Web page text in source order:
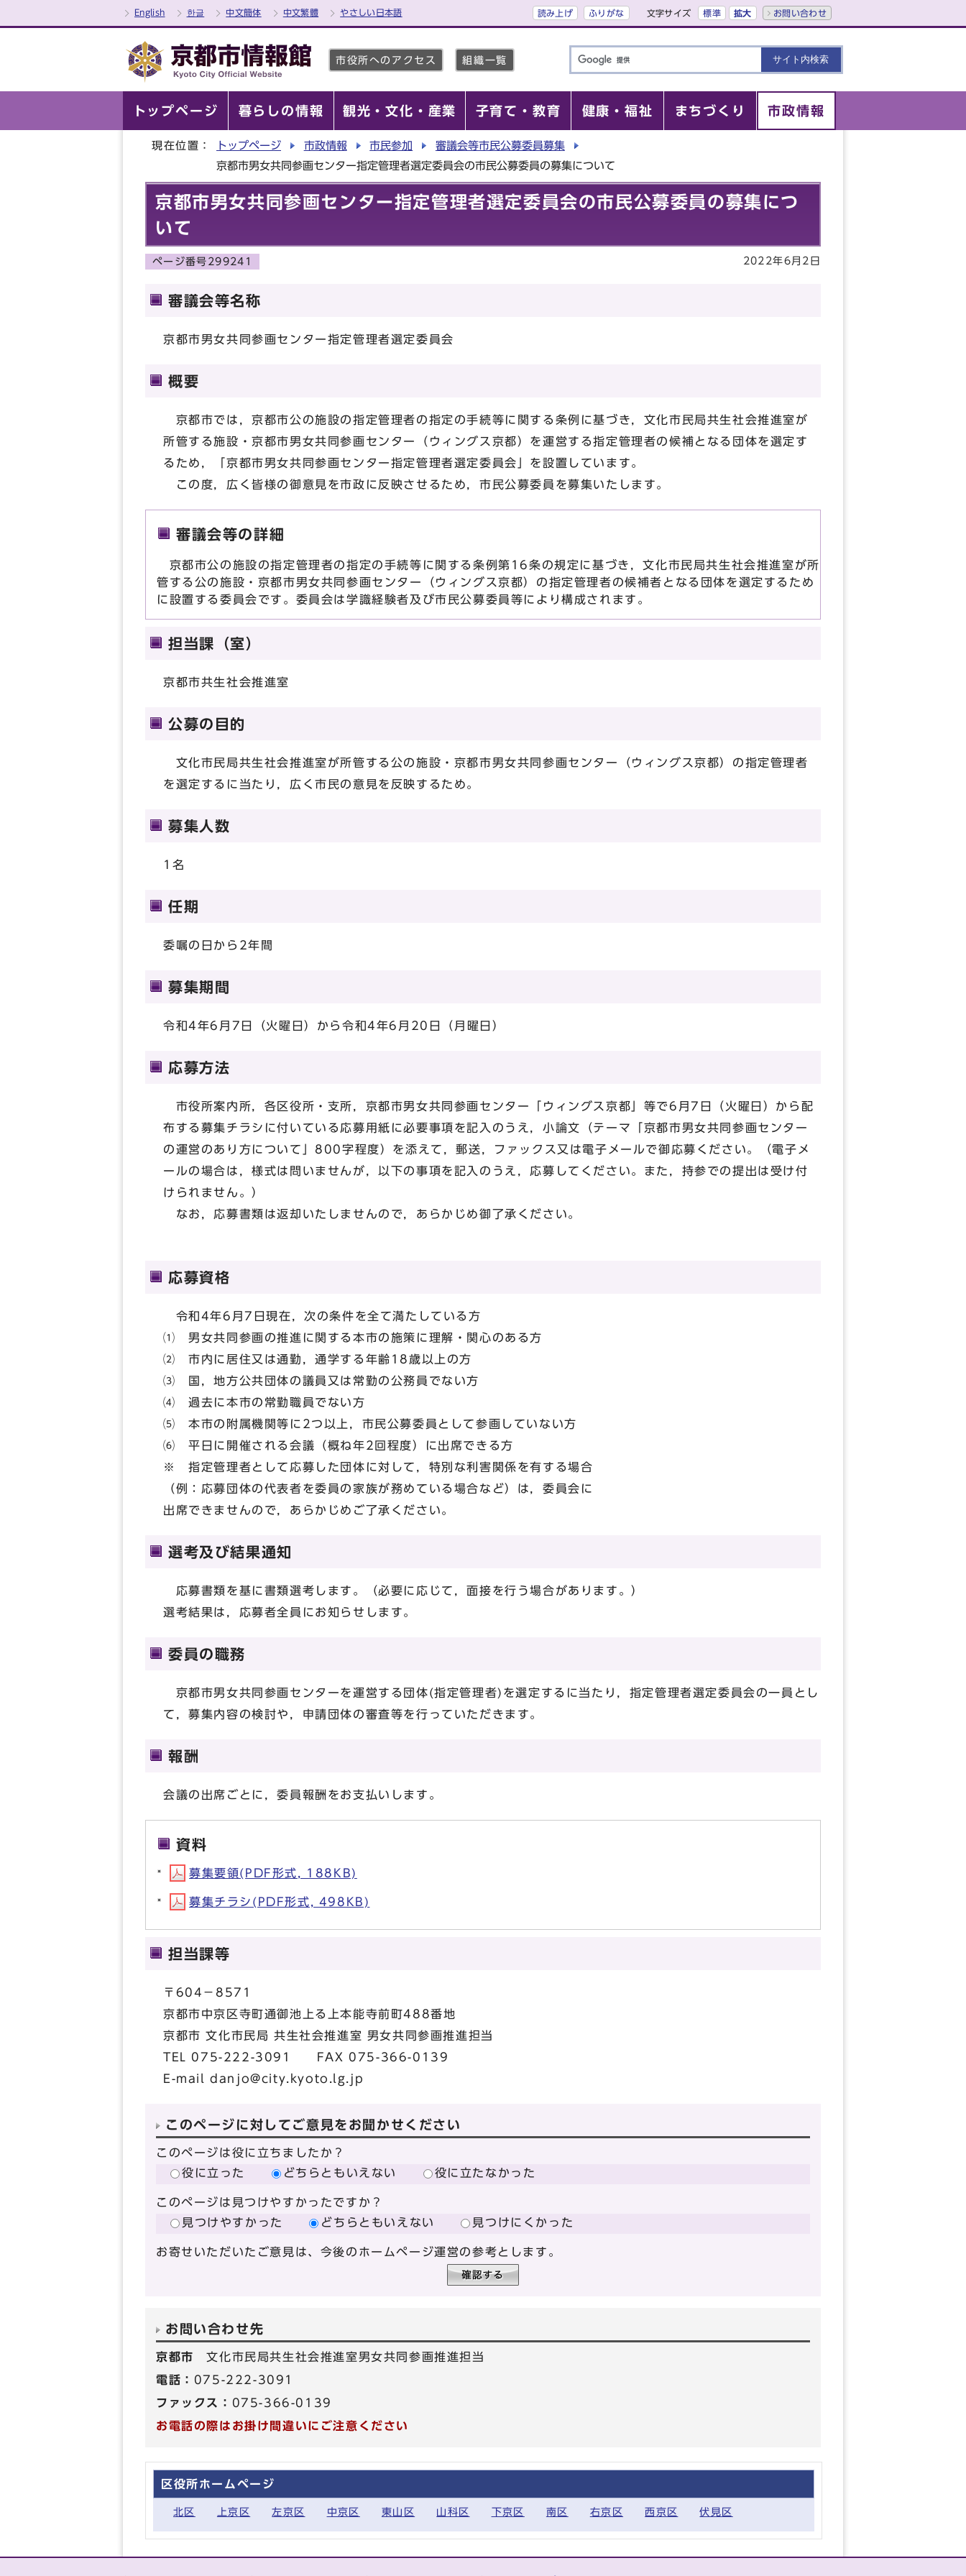
English 한글 中文簡体 中文繁體 やさしい日本語 読み上げ ふりがな 文字サイズ 標準 拡大 お問い合わせ
市役所へのアクセス 組織一覧
トップページ 暮らしの情報 観光・文化・産業 子育て・教育 健康・福祉 まちづくり 市政情報
現在位置： トップページ 市政情報 市民参加
審議会等市民公募委員募集
京都市男女共同参画センター指定管理者選定委員会の市民公募委員の募集について
京都市男女共同参画センター指定管理者選定委員会の市民公募委員の募集につ
いて
ページ番号299241 2022年6月2日
審議会等名称
京都市男女共同参画センター指定管理者選定委員会
概要
京都市では，京都市公の施設の指定管理者の指定の手続等に関する条例に基づき，文化市民局共生社会推進室が
所管する施設・京都市男女共同参画センター（ウィングス京都）を運営する指定管理者の候補となる団体を選定す
るため，「京都市男女共同参画センター指定管理者選定委員会」を設置しています。
この度，広く皆様の御意見を市政に反映させるため，市民公募委員を募集いたします。
審議会等の詳細
京都市公の施設の指定管理者の指定の手続等に関する条例第16条の規定に基づき，文化市民局共生社会推進室が所
管する公の施設・京都市男女共同参画センター（ウィングス京都）の指定管理者の候補者となる団体を選定するため
に設置する委員会です。委員会は学識経験者及び市民公募委員等により構成されます。
担当課（室）
京都市共生社会推進室
公募の目的
文化市民局共生社会推進室が所管する公の施設・京都市男女共同参画センター（ウィングス京都）の指定管理者
を選定するに当たり，広く市民の意見を反映するため。
募集人数
1名
任期
委嘱の日から2年間
募集期間
令和4年6月7日（火曜日）から令和4年6月20日（月曜日）
応募方法
市役所案内所，各区役所・支所，京都市男女共同参画センター「ウィングス京都」等で6月7日（火曜日）から配
布する募集チラシに付いている応募用紙に必要事項を記入のうえ，小論文（テーマ「京都市男女共同参画センター
の運営のあり方について」800字程度）を添えて，郵送，ファックス又は電子メールで御応募ください。（電子メ
ールの場合は，様式は問いませんが，以下の事項を記入のうえ，応募してください。また，持参での提出は受け付
けられません。）
なお，応募書類は返却いたしませんので，あらかじめ御了承ください。
応募資格
令和4年6月7日現在，次の条件を全て満たしている方
⑴ 男女共同参画の推進に関する本市の施策に理解・関心のある方
⑵ 市内に居住又は通勤，通学する年齢18歳以上の方
⑶ 国，地方公共団体の議員又は常勤の公務員でない方
⑷ 過去に本市の常勤職員でない方
⑸ 本市の附属機関等に2つ以上，市民公募委員として参画していない方
⑹ 平日に開催される会議（概ね年2回程度）に出席できる方
※ 指定管理者として応募した団体に対して，特別な利害関係を有する場合
（例：応募団体の代表者を委員の家族が務めている場合など）は，委員会に
出席できませんので，あらかじめご了承ください。
選考及び結果通知
応募書類を基に書類選考します。（必要に応じて，面接を行う場合があります。）
選考結果は，応募者全員にお知らせします。
委員の職務
京都市男女共同参画センターを運営する団体(指定管理者)を選定するに当たり，指定管理者選定委員会の一員とし
て，募集内容の検討や，申請団体の審査等を行っていただきます。
報酬
会議の出席ごとに，委員報酬をお支払いします。
資料
募集要領(PDF形式, 188KB)
募集チラシ(PDF形式, 498KB)
担当課等
〒604－8571
京都市中京区寺町通御池上る上本能寺前町488番地
京都市 文化市民局 共生社会推進室 男女共同参画推進担当
TEL 075-222-3091 FAX 075-366-0139
E-maildanjo@city.kyoto.lg.jp
このページに対してご意見をお聞かせください
このページは役に立ちましたか？
役に立った
どちらともいえない 役に立たなかった
このページは見つけやすかったですか？
見つけやすかった
どちらともいえない 見つけにくかった
お寄せいただいたご意見は、今後のホームページ運営の参考とします。
お問い合わせ先
京都市文化市民局共生社会推進室男女共同参画推進担当
電話： 075-222-3091
ファックス： 075-366-0139
お電話の際はお掛け間違いにご注意ください
区役所ホームページ
北区 上京区 左京区 中京区 東山区 山科区 下京区 南区 右京区 西京区 伏見区